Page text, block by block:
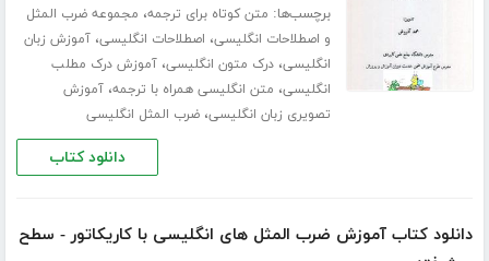
برچسب‌ها: متن کوتاه برای ترجمه، مجموعه ضرب المثل
و اصطلاحات انگلیسی، اصطلاحات انگلیسی،آموزش زبان
انگلیسی،درک متون انگلیسی،آموزش درک مطلب
انگلیسی، متن انگلیسی همراه با ترجمه،آموزش
تصویری زبان انگلیسی،ضرب المثل انگلیسی
دانلود کتاب
دانلود کتاب آموزش ضرب المثل های انگلیسی با کاریکاتور - سطح